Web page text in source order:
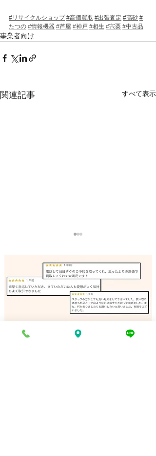
#リサイクルショップ #高価買取 #出張査定 #高砂 #
たつの #情報機器 #芦屋 #神戸 #相生 #宍粟 #中古品
事業者向け
関連記事 すべて表示
バンドソー 買取 相生市｜
姫路の買取専門店